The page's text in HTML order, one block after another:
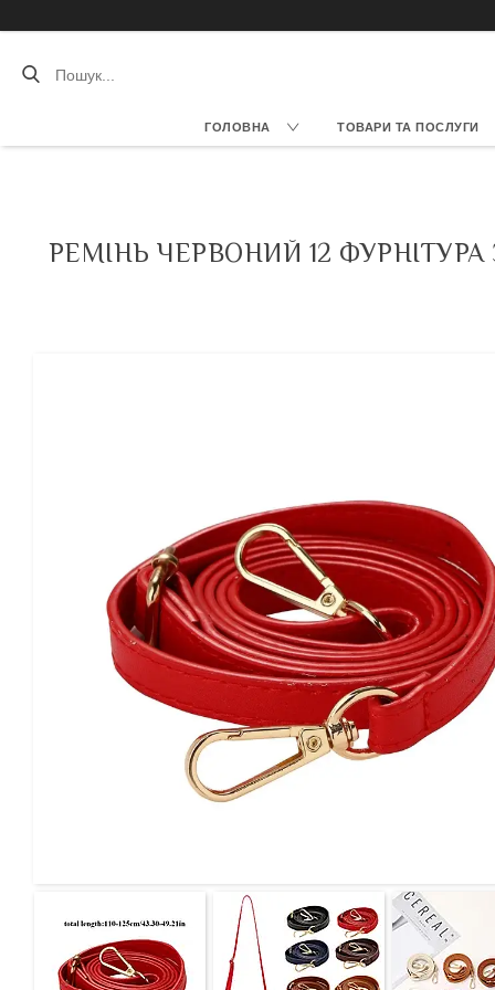
ГОЛОВНА ТОВАРИ ТА ПОСЛУГИ
РЕМІНЬ ЧЕРВОНИЙ 12